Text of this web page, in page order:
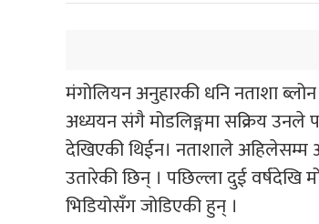
मंगोलियन अनुहारकी धनि नताशा
अध्ययन संगै मोडलिङ्गमा सक्रिय उनले
देखिएकी थिईन। नताशाले
उतारेकी छिन् । पछिल्ला दुई वर्षदेखि
भिडियोसँग जोडिएकी हुन् ।